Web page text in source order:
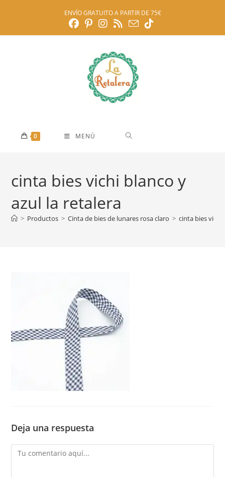
ENVÍO GRATUITO A PARTIR DE 75€
0 MENÚ
cinta bies vichi blanco y
azul la retalera
> Productos > Cinta de bies de lunares rosa claro > cinta bies vichi
Deja una respuesta
Comentario